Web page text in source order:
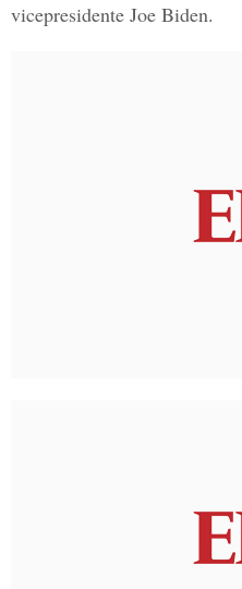
vicepresidente Joe Biden.